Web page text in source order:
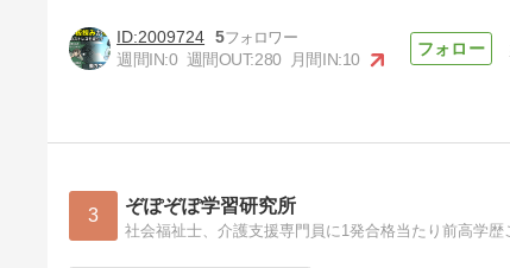
境界線
2009724 5
週間IN:0 週間OUT:280 月間IN:10
3 ぞぽぞぽ学習研究所
社会福祉士、介護支援専門員に1発合格当たり前高学歴